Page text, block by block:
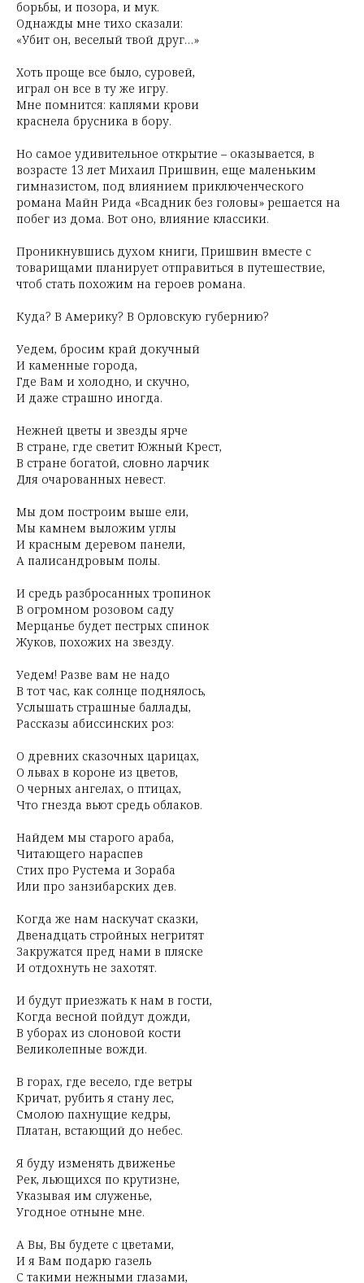
борьбы, и позора, и мук.
Однажды мне тихо сказали:
«Убит он, веселый твой друг…»
Хоть проще все было, суровей,
играл он все в ту же игру.
Мне помнится: каплями крови
краснела брусника в бору.
Но самое удивительное открытие – оказывается, в
возрасте 13 лет Михаил Пришвин, еще маленьким
гимназистом, под влиянием приключенческого
романа Майн Рида «Всадник без головы» решается на
побег из дома. Вот оно, влияние классики.
Проникнувшись духом книги, Пришвин вместе с
товарищами планирует отправиться в путешествие,
чтоб стать похожим на героев романа.
Куда? В Америку? В Орловскую губернию?
Уедем, бросим край докучный
И каменные города,
Где Вам и холодно, и скучно,
И даже страшно иногда.
Нежней цветы и звезды ярче
В стране, где светит Южный Крест,
В стране богатой, словно ларчик
Для очарованных невест.
Мы дом построим выше ели,
Мы камнем выложим углы
И красным деревом панели,
А палисандровым полы.
И средь разбросанных тропинок
В огромном розовом саду
Мерцанье будет пестрых спинок
Жуков, похожих на звезду.
Уедем! Разве вам не надо
В тот час, как солнце поднялось,
Услышать страшные баллады,
Рассказы абиссинских роз:
О древних сказочных царицах,
О львах в короне из цветов,
О черных ангелах, о птицах,
Что гнезда вьют средь облаков.
Найдем мы старого араба,
Читающего нараспев
Стих про Рустема и Зораба
Или про занзибарских дев.
Когда же нам наскучат сказки,
Двенадцать стройных негритят
Закружатся пред нами в пляске
И отдохнуть не захотят.
И будут приезжать к нам в гости,
Когда весной пойдут дожди,
В уборах из слоновой кости
Великолепные вожди.
В горах, где весело, где ветры
Кричат, рубить я стану лес,
Смолою пахнущие кедры,
Платан, встающий до небес.
Я буду изменять движенье
Рек, льющихся по крутизне,
Указывая им служенье,
Угодное отныне мне.
А Вы, Вы будете с цветами,
И я Вам подарю газель
С такими нежными глазами,